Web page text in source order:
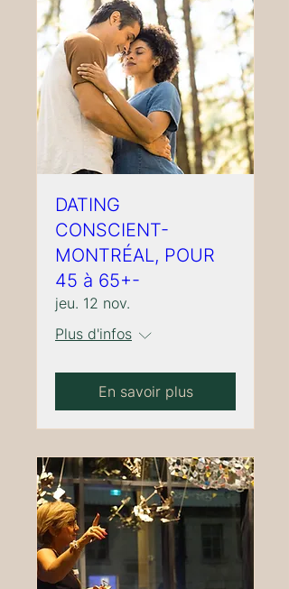
DATING
CONSCIENT-
MONTRÉAL, POUR
45 à 65+-
jeu. 12 nov.
Plus d'infos
En savoir plus